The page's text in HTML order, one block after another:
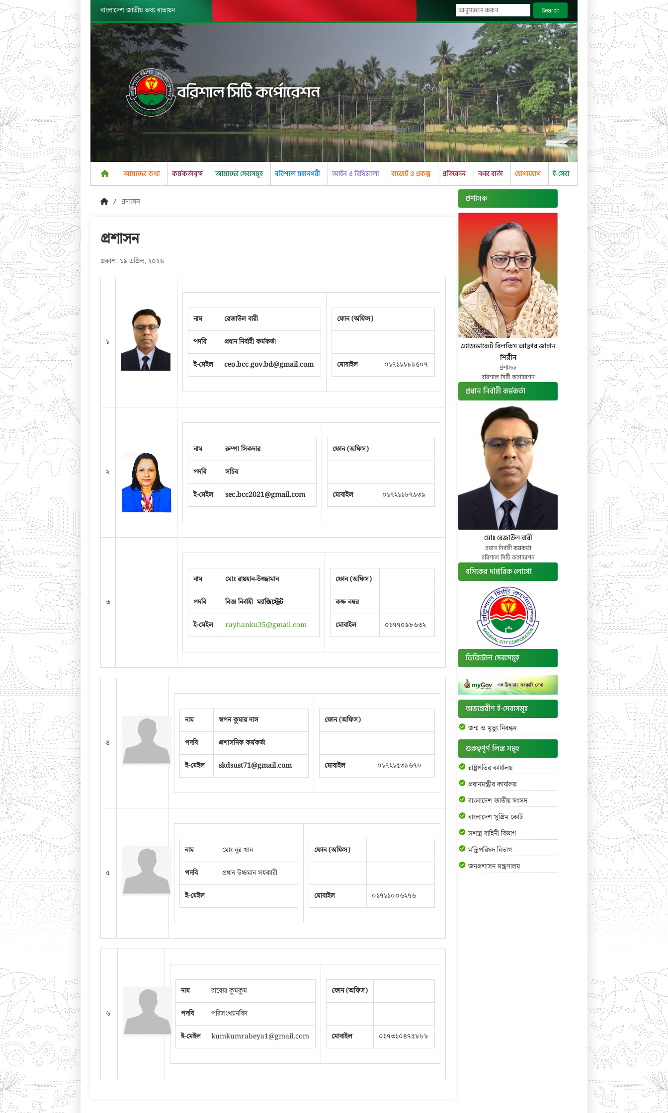
বাংলাদেশ জাতীয় তথ্য বাতায়ন Search
বরিশাল সিটি কর্পোরেশন
আমাদের কথা কর্মকর্তাবৃন্দ আমাদের সেবাসমূহ বরিশাল মহানগরী আইন ও বিধিমালা বাজেট ও প্রকল্প প্রতিবেদন নগর বার্তা যোগাযোগ ই-সেবা
প্রশাসন
প্রশাসন
প্রকাশ: ১৯ এপ্রিল, ২০২৬
১
নাম রেজাউল বারী
পদবি প্রধান নির্বাহী কর্মকর্তা
ই-মেইল ceo.bcc.gov.bd@gmail.com
ফোন (অফিস)
মোবাইল ০১৭১১৯৮৯৫০৭
২
নাম রুম্পা সিকদার
পদবি সচিব
ই-মেইল sec.bcc2021@gmail.com
ফোন (অফিস)
মোবাইল ০১৭২১১৮৭৯৩৯
৩
নাম মোঃ রায়হান-উজ্জামান
পদবি বিজ্ঞ নির্বাহীম্যাজিস্ট্রেট
ই-মেইল rayhanku35@gmail.com
ফোন (অফিস)
কক্ষ নম্বর
মোবাইল ০১৭৭০৯৮৬৩২
৪
নাম স্বপন কুমার দাস
পদবি প্রশাসনিক কর্মকর্তা
ই-মেইল skdsust71@gmail.com
ফোন (অফিস)
মোবাইল ০১৭২১৫৩৯৬৭০
৫
নাম মোঃ নূর খান
পদবি প্রধান উচ্চমান সহকারী
ই-মেইল
ফোন (অফিস)
মোবাইল ০১৭১১০০৬২৭৬
৬
নাম রাবেয়া কুমকুম
পদবি পরিসংখ্যানবিদ
ই-মেইল kumkumrabeya1@gmail.com
ফোন (অফিস)
মোবাইল ০১৭৩১০৪৭৫৮৮৮
প্রশাসক
এ্যাডভোকেট বিলকিস আক্তার জাহান
শিরীন
প্রশাসক
বরিশাল সিটি কর্পোরেশন
প্রধান নির্বাহী কর্মকর্তা
মোঃ রেজাউল বারী
প্রধান নির্বাহী কর্মকর্তা
বরিশাল সিটি কর্পোরেশন
বসিকের দাপ্তরিক লোগো
ডিজিটাল সেবাসমূহ
অভ্যন্তরীণ ই-সেবাসমূহ
জন্ম ও মৃত্যু নিবন্ধন
গুরুত্বপূর্ণ লিঙ্ক সমূহ
রাষ্ট্রপতির কার্যালয়
প্রধানমন্ত্রীর কার্যালয়
বাংলাদেশ জাতীয় সংসদ
বাংলাদেশ সুপ্রিম কোর্ট
সশস্ত্র বাহিনী বিভাগ
মন্ত্রিপরিষদ বিভাগ
জনপ্রশাসন মন্ত্রণালয়